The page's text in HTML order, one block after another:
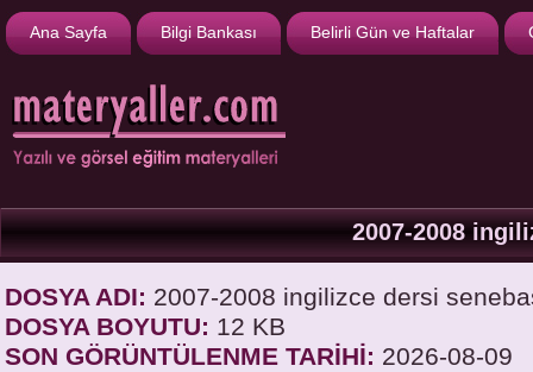
Ana Sayfa Bilgi Bankası Belirli Gün ve Haftalar
2007-2008
DOSYA ADI: 2007-2008 ingilizce dersi
DOSYA BOYUTU: 12 KB
SON GÖRÜNTÜLENME TARİHİ: 2026-08-09